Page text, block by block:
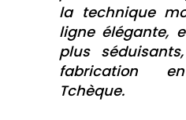
la technique
ligne élégante,
plus
fabrication
Tchèque.